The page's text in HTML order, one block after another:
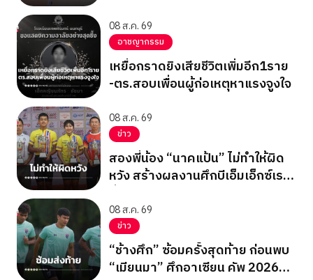
08 ส.ค. 69
อาชญากรรม
เหยื่อกราดยิงเสียชีวิตเพิ่มอีก1ราย
-ตร.สอบเพื่อนผู้ก่อเหตุหาแรงจูงใจ
08 ส.ค. 69
ข่าว
สองพี่น้อง “นาคแป้น” ไม่ทำให้ผิด
หวัง สร้างผลงานศึกบีเอ็มเอ็กซ์เรซ
08 ส.ค. 69
ข่าว
“ช้างศึก” ซ้อมครั้งสุดท้าย ก่อนพบ
“เมียนมา” ศึกอาเซียน คัพ 2026